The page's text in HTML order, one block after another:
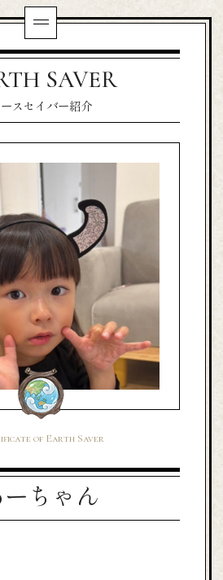
SAVER
ースセイバー紹介
of Earth Saver
ーちゃん